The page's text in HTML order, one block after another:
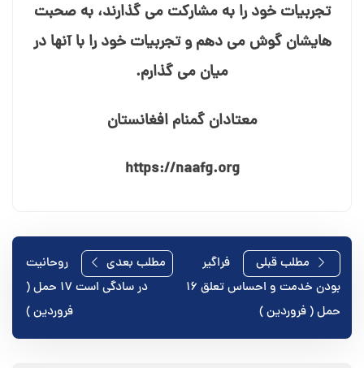
تجربیات خود را به مشارکت می⁯ گذارند، به صحبت⁯
هایشان گوش می⁯ دهم و تجربیات خود را با آنها در
میان می⁯ گذارم.
معتادان گمنام افغانستان
https://naafg.org
راهبری
نوشته
مطلب قبلی
فراگیر
بودن خدمت و احساس تعلق ۱۶
حمل ( فروردین )
مطلب بعدی
روحانیت
در سادگی است ۱۷ حمل (
فروردین )